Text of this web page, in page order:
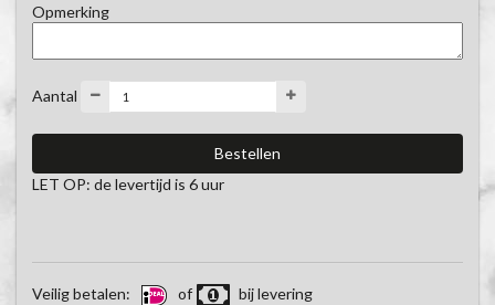
Opmerking
Aantal
LET OP: de levertijd is 6 uur
Veilig betalen: of bij levering